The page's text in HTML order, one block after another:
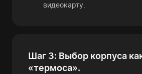
видеокарту.
Шаг 3: Выбор корпуса
«термоса».